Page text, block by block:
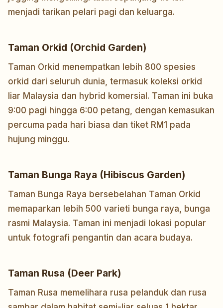
menjadi tarikan pelari pagi dan keluarga.
Taman Orkid (Orchid Garden)
Taman Orkid menempatkan lebih 800 spesies
orkid dari seluruh dunia, termasuk koleksi orkid
liar Malaysia dan hybrid komersial. Taman ini buka
9:00 pagi hingga 6:00 petang, dengan kemasukan
percuma pada hari biasa dan tiket RM1 pada
hujung minggu.
Taman Bunga Raya (Hibiscus Garden)
Taman Bunga Raya bersebelahan Taman Orkid
memaparkan lebih 500 varieti bunga raya, bunga
rasmi Malaysia. Taman ini menjadi lokasi popular
untuk fotografi pengantin dan acara budaya.
Taman Rusa (Deer Park)
Taman Rusa memelihara rusa pelanduk dan rusa